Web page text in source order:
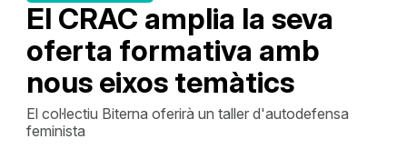
El CRAC amplia la seva
oferta formativa amb
nous eixos temàtics
El col·lectiu Biterna oferirà un taller d'autodefensa
feminista